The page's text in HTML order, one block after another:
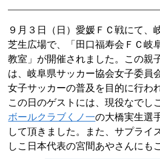
９月３日（日）愛媛ＦＣ戦にて、
芝生広場で、「田口福寿会ＦＣ岐
教室」が開催されました。この親
は、岐阜県サッカー協会女子委員
女子サッカーの普及を目的に行わ
この日のゲストには、現役なでし
ボールクラブくノ一の大橋実生選
して頂きました。また、サプライ
しこ日本代表の宮間あやさんにも